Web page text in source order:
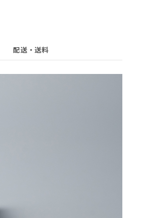
配送・送料